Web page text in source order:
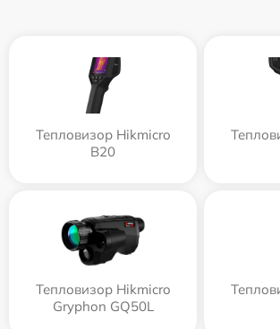
Тепловизор Hikmicro
B20
Тепловизор Hikmicro
Gryphon GQ50L